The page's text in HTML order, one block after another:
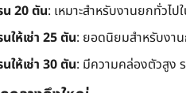
น 20 ตัน: เหมาะสำหรับงานยกทั่วไ
ให้เช่า 25 ตัน: ยอดนิยมสำหรับงา
ให้เช่า 30 ตัน: มีความคล่องตัวสูง